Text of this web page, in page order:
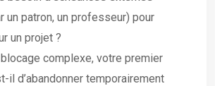
un patron, un professeur) pour
un projet ?
blocage complexe, votre premier
il d’abandonner temporairement